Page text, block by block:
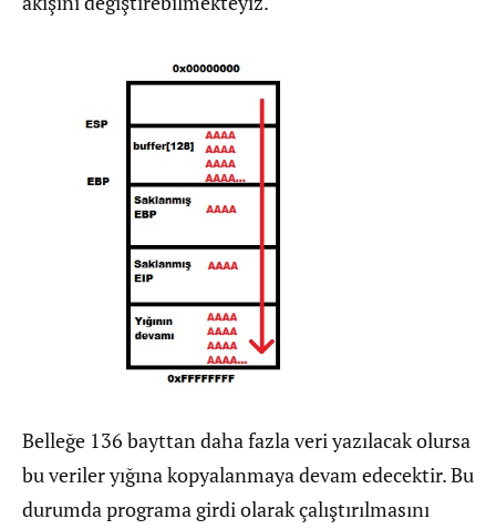
Belleğe 136 bayttan daha fazla veri yazılacak olursa
bu veriler yığına kopyalanmaya devam edecektir. Bu
durumda programa girdi olarak çalıştırılmasını